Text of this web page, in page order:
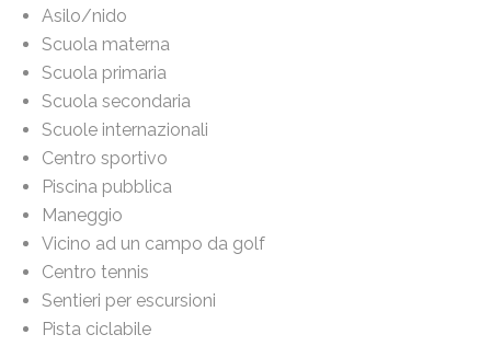
Asilo/nido
Scuola materna
Scuola primaria
Scuola secondaria
Scuole internazionali
Centro sportivo
Piscina pubblica
Maneggio
Vicino ad un campo da golf
Centro tennis
Sentieri per escursioni
Pista ciclabile